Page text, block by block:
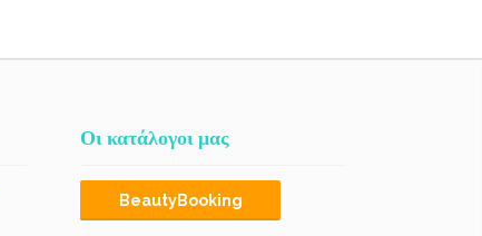
Οι κατάλογοι μας
BeautyBooking